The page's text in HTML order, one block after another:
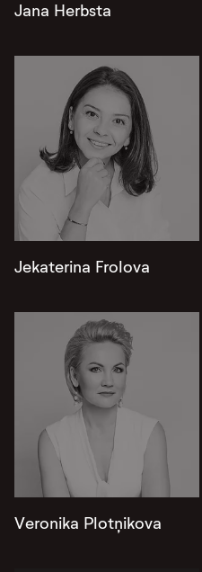
Jana Herbsta
Jekaterina Frolova
Veronika Plotņikova